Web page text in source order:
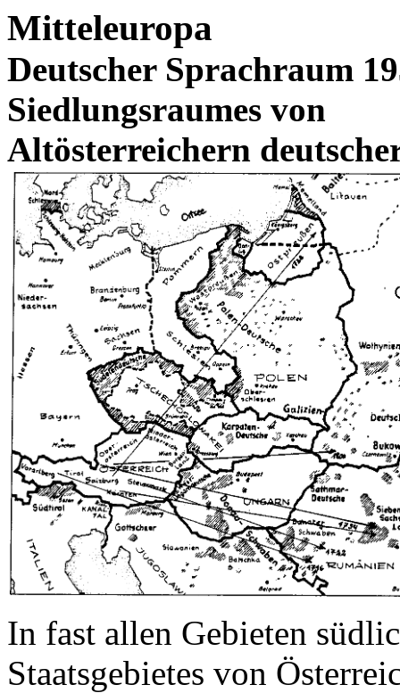
Mitteleuropa
Deutscher Sprachraum
Siedlungsraumes von
Altösterreichern
In fast allen Gebieten
Staatsgebietes von